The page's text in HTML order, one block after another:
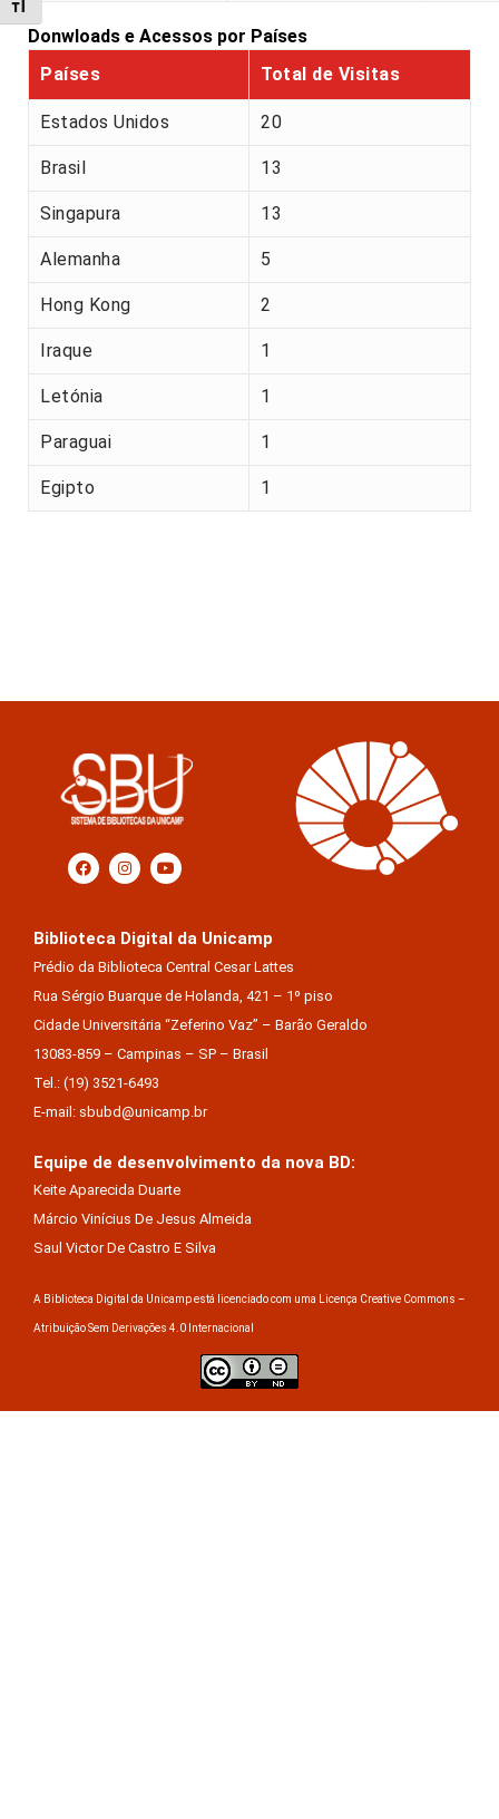
Alternar tamanho da fonte
Donwloads e Acessos por Países
Países
Total de Visitas
Estados Unidos 20
Brasil 13
Singapura 13
Alemanha 5
Hong Kong 2
Iraque 1
Letónia 1
Paraguai 1
Egipto 1
Biblioteca Digital da Unicamp
Prédio da Biblioteca Central Cesar Lattes
Rua Sérgio Buarque de Holanda, 421 – 1º piso
Cidade Universitária “Zeferino Vaz” – Barão Geraldo
13083-859 – Campinas – SP – Brasil
Tel.: (19) 3521-6493
E-mail: sbubd@unicamp.br
Equipe de desenvolvimento da nova BD:
Keite Aparecida Duarte
Márcio Vinícius De Jesus Almeida
Saul Victor De Castro E Silva
A Biblioteca Digital da Unicamp está licenciado com uma Licença Creative Commons –
Atribuição Sem Derivações 4.0 Internacional